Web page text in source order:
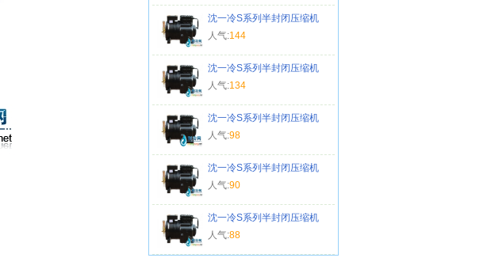
沈一冷S系列半封闭压缩机
人气:144
沈一冷S系列半封闭压缩机
人气:134
沈一冷S系列半封闭压缩机
人气:98
沈一冷S系列半封闭压缩机
人气:90
沈一冷S系列半封闭压缩机
人气:88